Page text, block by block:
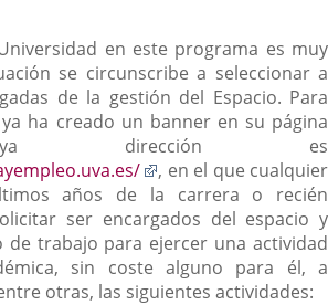
en este programa es muy
se circunscribe a seleccionar a
de la gestión del Espacio. Para
ha creado un banner en su página
dirección es
Enlace
a
una
aplicación
externa.
, en el que cualquier
años de la carrera o recién
ser encargados del espacio y
trabajo para ejercer una actividad
sin coste alguno para él, a
otras, las siguientes actividades: